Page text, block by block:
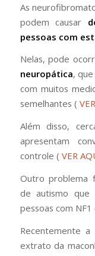
As
podem causar
pessoas com
Nelas, pode
neuropática,
com muitos
semelhantes (
Além disso,
apresentam
controle ( VER
Outro problema
de autismo que
pessoas com NF1
Recentemente
extrato da